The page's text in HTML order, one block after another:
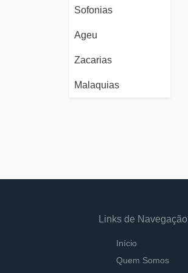
Sofonias
Ageu
Zacarias
Malaquias
Links de Navegação
Início
Quem Somos